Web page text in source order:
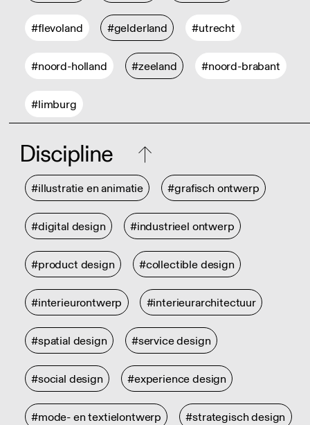
#flevoland #gelderland #utrecht
#noord-holland #zeeland #noord-brabant
#limburg
Discipline
#illustratie en animatie #grafisch ontwerp
#digital design #industrieel ontwerp
#product design #collectible design
#interieurontwerp #interieurarchitectuur
#spatial design #service design
#social design #experience design
#mode- en textielontwerp #strategisch design